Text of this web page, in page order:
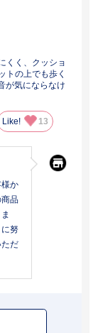
くく、クッショ
トの上でも歩く
が気にならなけ
Like! 13
か
品
努
だ